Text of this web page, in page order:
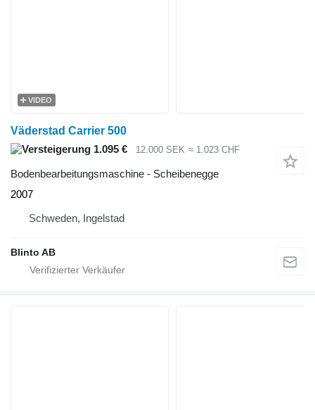
VIDEO
Väderstad Carrier 500
1.095 €
12.000 SEK ≈ 1.023 CHF
Bodenbearbeitungsmaschine - Scheibenegge
2007
Schweden, Ingelstad
Blinto AB